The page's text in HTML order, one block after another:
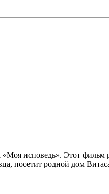
«Моя исповедь». Этот
посетит родной дом